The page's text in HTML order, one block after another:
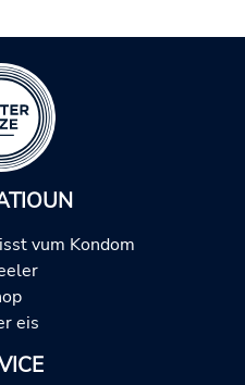
vum Kondom
eis